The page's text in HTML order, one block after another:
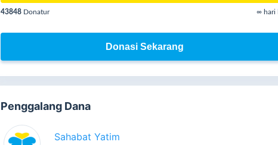
43848 Donatur ∞ hari
Donasi Sekarang
Penggalang Dana
Sahabat Yatim